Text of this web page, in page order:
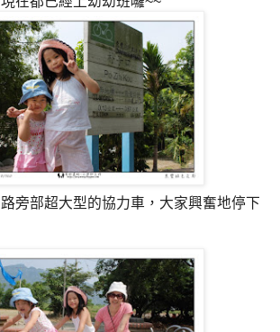
旁部超大型的協力車，大家興奮地停下